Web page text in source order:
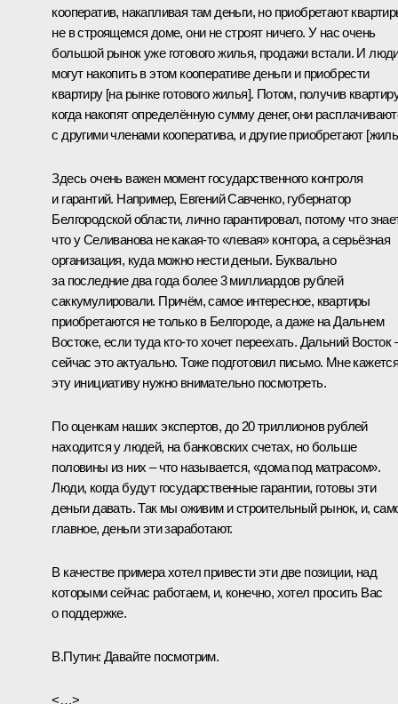
кооператив, накапливая там деньги, но приобретают
не в строящемся доме, они не строят ничего. У нас очень
большой рынок уже готового жилья, продажи встали. И
могут накопить в этом кооперативе деньги и приобрести
квартиру [на рынке готового жилья]. Потом, получив
когда накопят определённую сумму денег, они
с другими членами кооператива, и другие приобретают
Здесь очень важен момент государственного контроля
и гарантий. Например, Евгений Савченко, губернатор
Белгородской области, лично гарантировал, потому что
что у Селиванова не какая‑то «левая» контора, а серьёзная
организация, куда можно нести деньги. Буквально
за последние два года более 3 миллиардов рублей
саккумулировали. Причём, самое интересное, квартиры
приобретаются не только в Белгороде, а даже на Дальнем
Востоке, если туда кто‑то хочет переехать. Дальний Восток
сейчас это актуально. Тоже подготовил письмо. Мне
эту инициативу нужно внимательно посмотреть.
По оценкам наших экспертов, до 20 триллионов рублей
находится у людей, на банковских счетах, но больше
половины из них – что называется, «дома под матрасом».
Люди, когда будут государственные гарантии, готовы эти
деньги давать. Так мы оживим и строительный рынок, и,
главное, деньги эти заработают.
В качестве примера хотел привести эти две позиции, над
которыми сейчас работаем, и, конечно, хотел просить Вас
о поддержке.
В.Путин: Давайте посмотрим.
<…>